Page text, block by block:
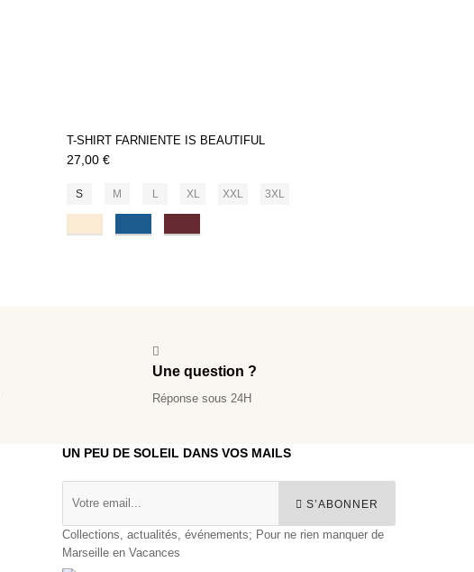
T-SHIRT FARNIENTE IS BEAUTIFUL
27,00 €
S M L XL XXL 3XL
Une question ?
Réponse sous 24H
UN PEU DE SOLEIL DANS VOS MAILS
S’ABONNER
Collections, actualités, événements; Pour ne rien manquer de
Marseille en Vacances